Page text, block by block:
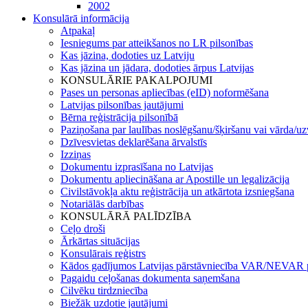
2002
Konsulārā informācija
Atpakaļ
Iesniegums par atteikšanos no LR pilsonības
Kas jāzina, dodoties uz Latviju
Kas jāzina un jādara, dodoties ārpus Latvijas
KONSULĀRIE PAKALPOJUMI
Pases un personas apliecības (eID) noformēšana
Latvijas pilsonības jautājumi
Bērna reģistrācija pilsonībā
Paziņošana par laulības noslēgšanu/šķiršanu vai vārda/
Dzīvesvietas deklarēšana ārvalstīs
Izziņas
Dokumentu izprasīšana no Latvijas
Dokumentu apliecināšana ar Apostille un legalizācija
Civilstāvokļa aktu reģistrācija un atkārtota izsniegšana
Notariālās darbības
KONSULĀRĀ PALĪDZĪBA
Ceļo droši
Ārkārtas situācijas
Konsulārais reģistrs
Kādos gadījumos Latvijas pārstāvniecība VAR/NEVAR
Pagaidu ceļošanas dokumenta saņemšana
Cilvēku tirdzniecība
Biežāk uzdotie jautājumi